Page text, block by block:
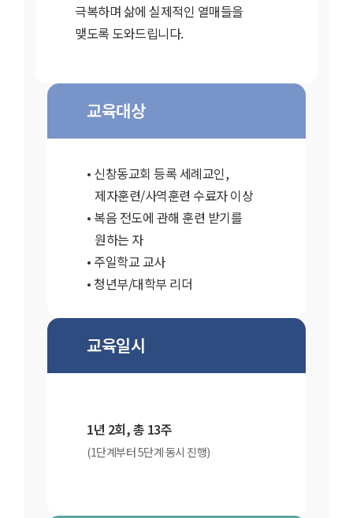
극복하며 삶에 실제적인 열매들을
맺도록 도와드립니다.
교육대상
신창동교회 등록 세례교인,
제자훈련/사역훈련 수료자 이상
복음 전도에 관해 훈련 받기를
원하는 자
주일학교 교사
청년부/대학부 리더
교육일시
1년 2회, 총 13주
(1단계부터 5단계 동시 진행)